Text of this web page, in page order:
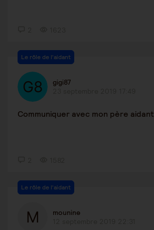
Le rôle de l'aidant
gigi87
Communiquer avec mon père aidant
Le rôle de l'aidant
mounine